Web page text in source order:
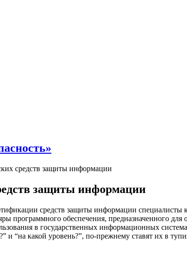
средств защиты информации
защиты информации
средств защиты информации
программного обеспечения, предназначенного
в государственных информационных
и “на какой уровень?”, по-прежнему ставят их в